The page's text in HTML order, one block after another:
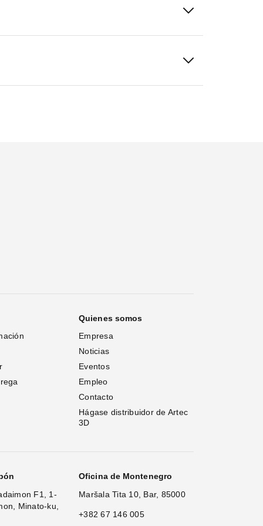
Quienes somos
Empresa
Noticias
Eventos
Empleo
Contacto
Hágase distribuidor de Artec
3D
F1, 1-
Minato-ku,
Oficina de Montenegro
Maršala Tita 10, Bar, 85000
+382 67 146 005